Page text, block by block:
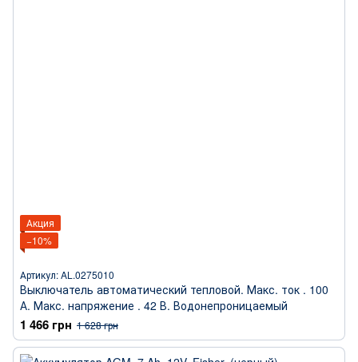
Акция
−10%
Артикул: AL.0275010
Выключатель автоматический тепловой. Макс. ток . 100
А. Макс. напряжение . 42 В. Водонепроницаемый
1 466 грн 1 628 грн